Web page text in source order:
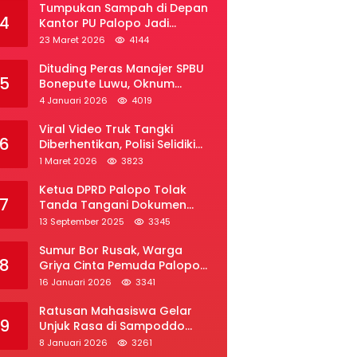
4
Tumpukan Sampah di Depan
Kantor PU Palopo Jadi
Sorotan, Warga Desak DLH
23 Maret 2026 4144
5
Dituding Peras Manajer SPBU
Bonepute Luwu, Oknum
Wartawan Angkat Bicara
4 Januari 2026 4019
6
Viral Video Truk Tangki
Diberhentikan, Polisi Selidiki
Dugaan Penyelundupan Solar
1 Maret 2026 3823
7
Ketua DPRD Palopo Tolak
Tanda Tangani Dokumen
Ranperda APBD Perubahan
13 September 2025 3345
8
Sumur Bor Rusak, Warga
Griya Cinta Pemuda Palopo
Desak Layanan Air Bersih
16 Januari 2026 3341
9
Ratusan Mahasiswa Gelar
Unjuk Rasa di Sampoddo
Palopo, Tuntut Pemekaran
8 Januari 2026 3261